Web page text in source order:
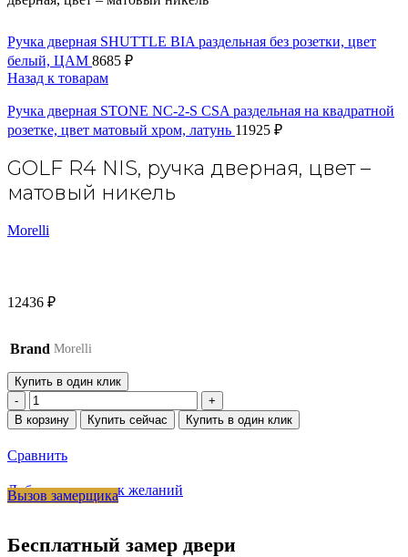
Ручка дверная SHUTTLE BIA раздельная без розетки, цвет
белый, ЦАМ 8685 ₽
Назад к товарам
Ручка дверная STONE NC-2-S CSA раздельная на квадратной
розетке, цвет матовый хром, латунь 11925 ₽
GOLF R4 NIS, ручка дверная, цвет –
матовый никель
Morelli
12436 ₽
Brand Morelli
Купить в один клик
Количество
товара
GOLF
NIS,
дверная,
матовый
В корзину Купить сейчас Купить в один клик
Сравнить
Добавить в список желаний
Вызов замерщика
Бесплатный замер двери